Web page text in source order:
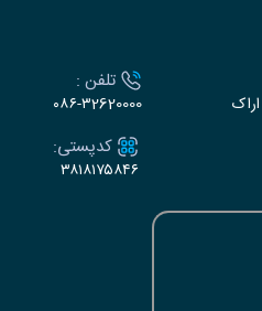
تلفن :
۰۸۶-۳2620000
کدپستی:
۳۸۱۸۱۷۵۸۴۶